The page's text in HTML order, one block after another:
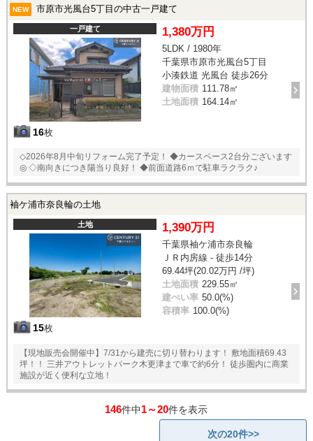
NEW 市原市光風台5丁目の中古一戸建て
一戸建て
16枚
1,380万円
5LDK / 1980年
千葉県市原市光風台5丁目
小湊鉄道 光風台 徒歩26分
建物面積 111.78㎡
土地面積 164.14㎡
◇2026年8月中旬リフォーム完了予定！ ◆カースペース2台分ございます
◎ ◇南向きにつき陽当り良好！ ◆前面道路6ｍで駐車ラクラク♪
袖ケ浦市奈良輪の土地
土地
15枚
1,390万円
千葉県袖ケ浦市奈良輪
ＪＲ内房線 - 徒歩14分
69.44坪(20.02万円 /坪)
土地面積 229.55㎡
建ぺい率 50.0(%)
容積率 100.0(%)
【現地販売会開催中】7/31から建売に切り替わります！ 敷地面積69.43
坪！！ 三井アウトレットパーク木更津まで車で約6分！ 徒歩圏内に商業
施設が近く便利な立地！
146件中1～20件を表示
次の20件>>